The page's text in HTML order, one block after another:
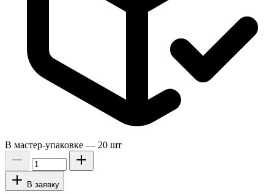
В мастер-упаковке — 20 шт
В заявку